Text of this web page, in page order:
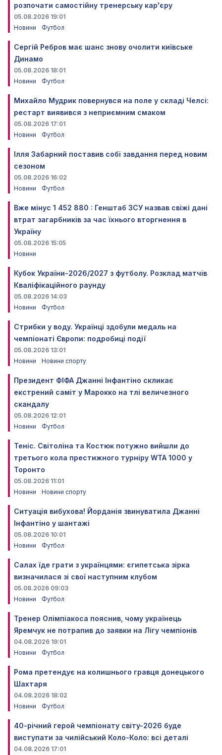
розпочати самостійну тренерську кар'єру
05.08.2026 19:01
Новини
Футбол
Сергій Ребров має шанс знову очолити київське
Динамо
05.08.2026 18:01
Новини
Футбол
Михайло Мудрик повернувся на поле у складі Челсі:
рестарт виявився з неприємним смаком
05.08.2026 17:01
Новини
Футбол
Ілля Забарний поставив собі завдання перед новим
сезоном
05.08.2026 16:02
Новини
Футбол
Вже мінус 1 452 880 : Генштаб ЗСУ назвав свіжі дані
втрат загарбників за час їхнього вторгнення в
Україну
05.08.2026 15:05
Новини
Кубок України-2026/2027 з футболу. Розклад матчів
Кваліфікаційного раунду
05.08.2026 14:03
Новини
Футбол
Стрибки у воду. Українці здобули медаль на
чемпіонаті Європи: подробиці події
05.08.2026 13:01
Новини
Новини спорту
Президент ФІФА Джанні Інфантіно скликає
екстрений саміт у Марокко на тлі величезного
скандалу
05.08.2026 12:01
Новини
Футбол
Теніс. Світоліна та Костюк потужно вийшли до
третього кола престижного турніру WTA 1000 у
Торонто
05.08.2026 11:01
Новини
Новини спорту
Ситуація вибухова! Йорданія звинуватила Джанні
Інфантіно у шантажі
05.08.2026 10:01
Новини
Футбол
Салах їде грати з українцями: єгипетська зірка
визначилася зі свої наступним клубом
05.08.2026 09:03
Новини
Футбол
Тренер Олімпіакоса пояснив, чому українець
Яремчук не потрапив до заявки на Лігу чемпіонів
04.08.2026 19:01
Новини
Футбол
Рома претендує на колишнього гравця донецького
Шахтаря
04.08.2026 18:02
Новини
Футбол
40-річний герой чемпіонату світу-2026 буде
виступати за чилійський Коло-Коло: всі деталі
04.08.2026 17:01